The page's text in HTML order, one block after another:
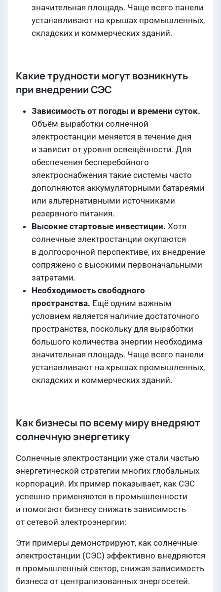
значительная площадь. Чаще всего панели
устанавливают на крышах промышленных,
складских и коммерческих зданий.
Какие трудности могут возникнуть
при внедрении СЭС
Зависимость от погоды и времени суток.
Объём выработки солнечной
электростанции меняется в течение дня
и зависит от уровня освещённости. Для
обеспечения бесперебойного
электроснабжения такие системы часто
дополняются аккумуляторными батареями
или альтернативными источниками
резервного питания.
Высокие стартовые инвестиции. Хотя
солнечные электростанции окупаются
в долгосрочной перспективе, их внедрение
сопряжено с высокими первоначальными
затратами.
Необходимость свободного
пространства. Ещё одним важным
условием является наличие достаточного
пространства, поскольку для выработки
большого количества энергии необходима
значительная площадь. Чаще всего панели
устанавливают на крышах промышленных,
складских и коммерческих зданий.
Как бизнесы по всему миру внедряют
солнечную энергетику
Солнечные электростанции уже стали частью
энергетической стратегии многих глобальных
корпораций. Их пример показывает, как СЭС
успешно применяются в промышленности
и помогают бизнесу снижать зависимость
от сетевой электроэнергии:
Эти примеры демонстрируют, как солнечные
электростанции (СЭС) эффективно внедряются
в промышленный сектор, снижая зависимость
бизнеса от централизованных энергосетей.